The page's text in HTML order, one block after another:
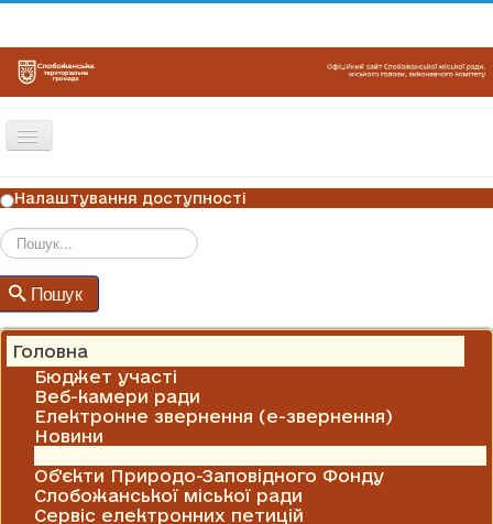
Перемикач
ГОЛОВНА
НОВИНИ
ОГОЛОШЕННЯ
ГРАФІКИ ПРИЙОМУ
КОНТАКТИ
Налаштування доступності
Пошук
Головна
Бюджет участі
Веб-камери ради
Електронне звернення (е-звернення)
Новини
Об'єкти Природо-Заповідного Фонду
Слобожанської міської ради
Сервіс електронних петицій